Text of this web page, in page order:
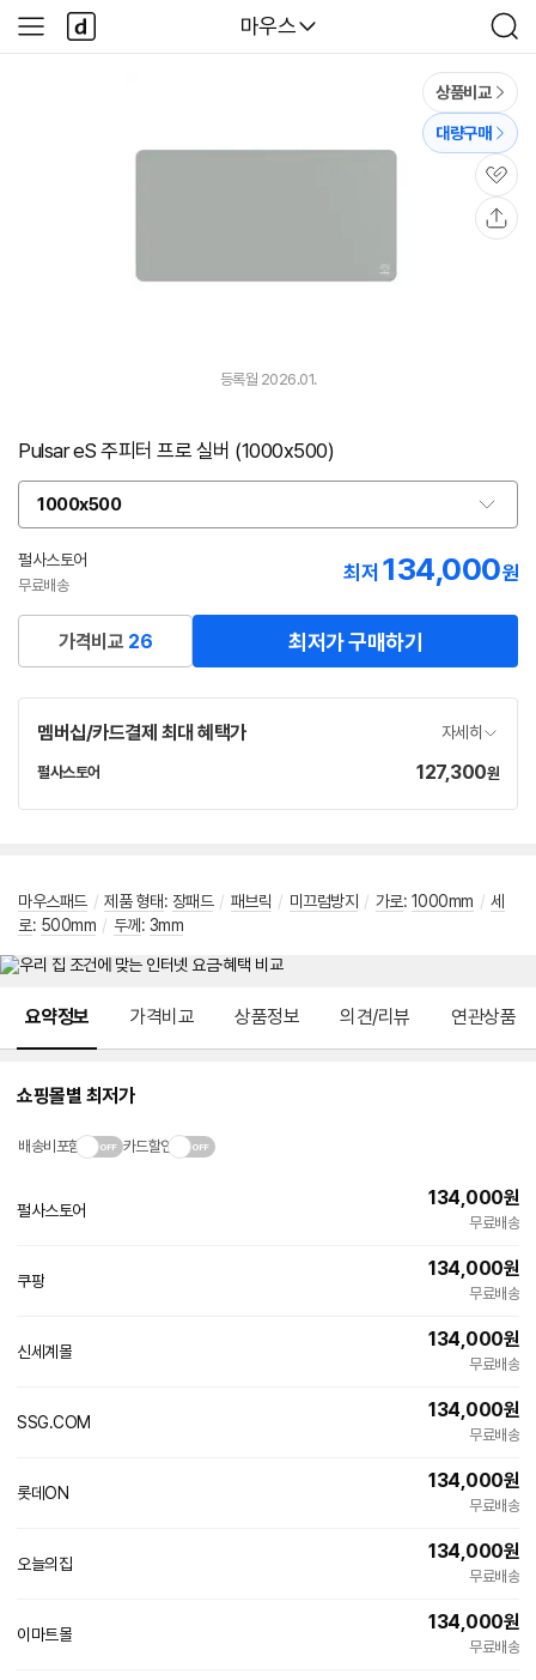
다나와
마우스
검
색
사
이
다
나
와
상품비교
대량구매
관
심
등록월 2026.01.
Pulsar eS 주피터 프로 실버 (1000x500)
1000x500
옵
션
선
택
펄사스토어
페
이
무료배송
최저 134,000원
가격비교 26 최저가 구매하기
멤버십/카드결제 최대 혜택가 자세히
펄사스토어네
가
127,300원
마우스패드 / 제품 형태: 장패드 / 패브릭 / 미끄럼방지 / 가로: 1000mm / 세
로: 500mm / 두께 : 3mm
요약정보 가격비교 상품정보 의견/리뷰 연관상품
쇼핑몰별 최저가
배송비포함 카드할인
펄사스토어
134,000원
무료배송
쿠팡
134,000원
무료배송
신세계몰
134,000원
무료배송
SSG.COM
134,000원
무료배송
롯데ON
134,000원
무료배송
오늘의집
134,000원
무료배송
이마트몰
134,000원
무료배송